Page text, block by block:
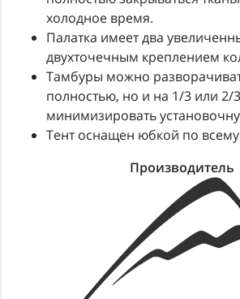
холодное время.
Палатка имеет два
двухточечным креплением
Тамбуры можно
полностью, но и на 1/3 или 2/
минимизировать
Тент оснащен юбкой по
Производитель